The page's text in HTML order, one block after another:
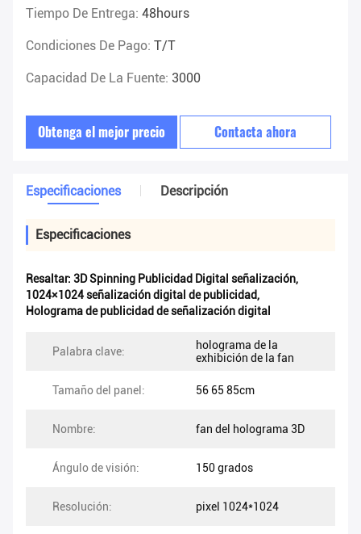
Tiempo De Entrega: 48hours
Condiciones De Pago: T/T
Capacidad De La Fuente: 3000
Obtenga el mejor precio Contacta ahora
Especificaciones Descripción
Especificaciones
Resaltar: 3D Spinning Publicidad Digital señalización,
1024×1024 señalización digital de publicidad,
Holograma de publicidad de señalización digital
Palabra clave:
holograma de la
exhibición de la fan
Tamaño del panel: 56 65 85cm
Nombre: fan del holograma 3D
Ángulo de visión: 150 grados
Resolución: pixel 1024*1024